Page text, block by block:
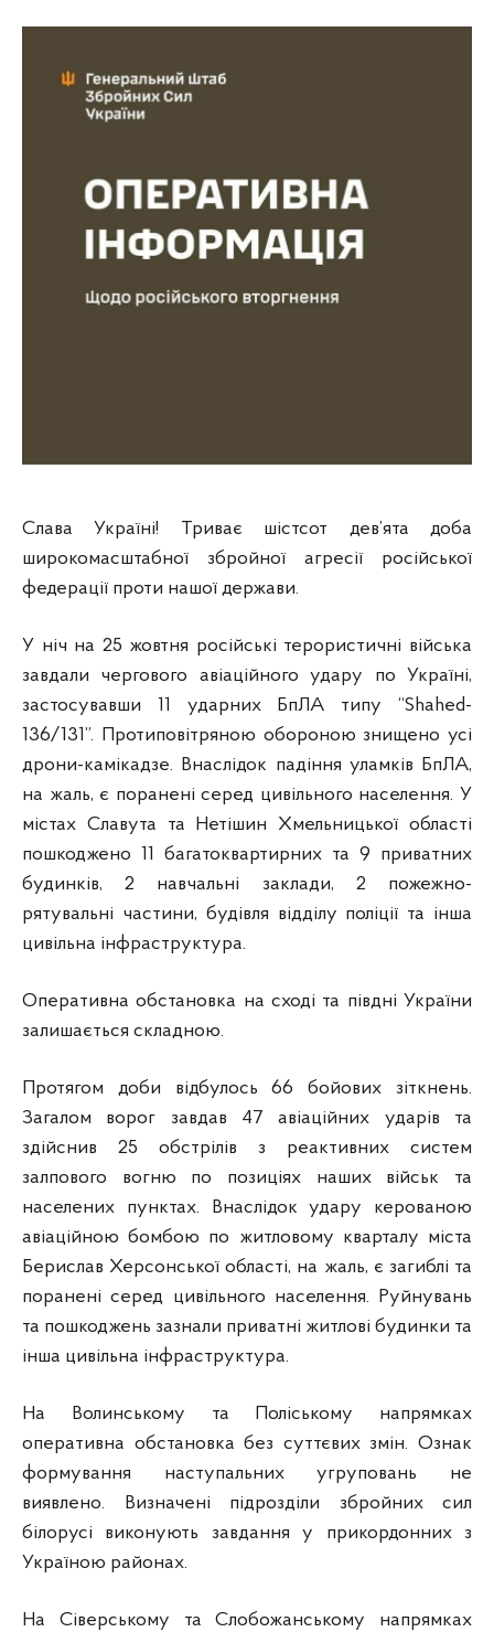
Слава Україні! Триває шістсот дев’ята доба
широкомасштабної збройної агресії російської
федерації проти нашої держави.
У ніч на 25 жовтня російські терористичні війська
завдали чергового авіаційного удару по Україні,
застосувавши 11 ударних БпЛА типу “Shahed-
136/131”. Протиповітряною обороною знищено усі
дрони-камікадзе. Внаслідок падіння уламків БпЛА,
на жаль, є поранені серед цивільного населення. У
містах Славута та Нетішин Хмельницької області
пошкоджено 11 багатоквартирних та 9 приватних
будинків, 2 навчальні заклади, 2 пожежно-
рятувальні частини, будівля відділу поліції та інша
цивільна інфраструктура.
Оперативна обстановка на сході та півдні України
залишається складною.
Протягом доби відбулось 66 бойових зіткнень.
Загалом ворог завдав 47 авіаційних ударів та
здійснив 25 обстрілів з реактивних систем
залпового вогню по позиціях наших військ та
населених пунктах. Внаслідок удару керованою
авіаційною бомбою по житловому кварталу міста
Берислав Херсонської області, на жаль, є загиблі та
поранені серед цивільного населення. Руйнувань
та пошкоджень зазнали приватні житлові будинки та
інша цивільна інфраструктура.
На Волинському та Поліському напрямках
оперативна обстановка без суттєвих змін. Ознак
формування наступальних угруповань не
виявлено. Визначені підрозділи збройних сил
білорусі виконують завдання у прикордонних з
Україною районах.
На Сіверському та Слобожанському напрямках